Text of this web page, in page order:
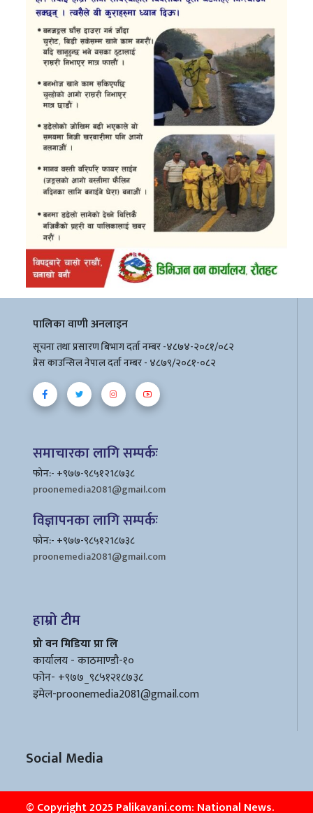
पालिका वाणी अनलाइन
सूचना तथा प्रसारण बिभाग दर्ता नम्बर -४८७४-२०८१/०८२
प्रेस काउन्सिल नेपाल दर्ता नम्बर - ४८७९/२०८१-०८२
समाचारका लागि सम्पर्कः
फोन:- +९७७-९८५१२1८७३८
proonemedia2081@gmail.com
विज्ञापनका लागि सम्पर्कः
फोन:- +९७७-९८५१२1८७३८
proonemedia2081@gmail.com
हाम्रो टीम
प्रो वन मिडिया प्रा लि
कार्यालय - काठमाण्डौ-१०
फोन- +९७७_९८५१२१८७३८
इमेल-proonemedia2081@gmail.com
Social Media
© Copyright 2025 Palikavani.com: National News.